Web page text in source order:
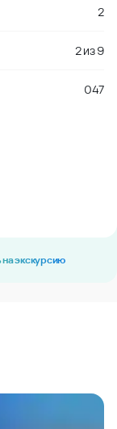
2
2из9
047
на экскурсию